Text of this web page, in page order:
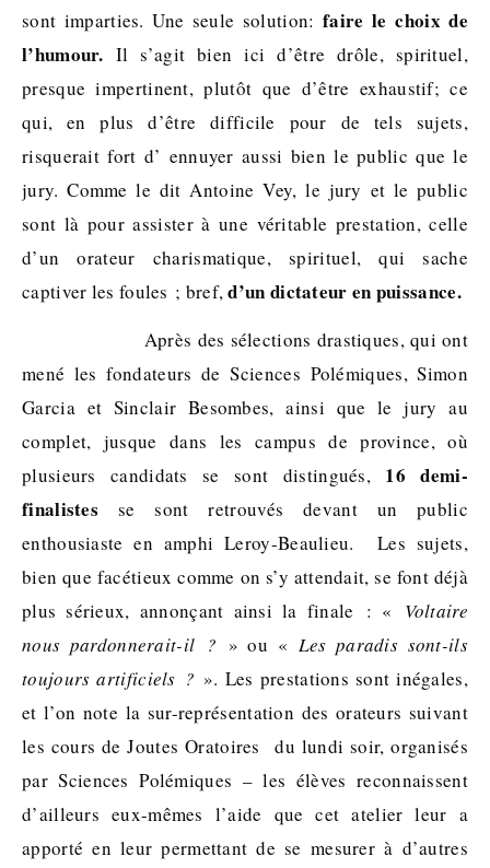
sont imparties. Une seule solution: faire le choix de
l’humour. Il s’agit bien ici d’être drôle, spirituel,
presque impertinent, plutôt que d’être exhaustif; ce
qui, en plus d’être difficile pour de tels sujets,
risquerait fort d’ ennuyer aussi bien le public que le
jury. Comme le dit Antoine Vey, le jury et le public
sont là pour assister à une véritable prestation, celle
d’un orateur charismatique, spirituel, qui sache
captiver les foules ; bref,d’un dictateur en puissance.
Après des sélections drastiques, qui ont
mené les fondateurs de Sciences Polémiques, Simon
Garcia et Sinclair Besombes, ainsi que le jury au
complet, jusque dans les campus de province, où
plusieurs candidats se sont distingués, 16 demi-
finalistes se sont retrouvés devant un public
enthousiaste en amphi Leroy-Beaulieu. Les sujets,
bien que facétieux comme on s’y attendait, se font déjà
plus sérieux, annonçant ainsi la finale : « Voltaire
nous pardonnerait-il ? » ou « Les paradis sont-ils
toujours artificiels ? ». Les prestations sont inégales,
et l’on note la sur-représentation des orateurs suivant
les cours de Joutes Oratoires du lundi soir, organisés
par Sciences Polémiques – les élèves reconnaissent
d’ailleurs eux-mêmes l’aide que cet atelier leur a
apporté en leur permettant de se mesurer à d’autres